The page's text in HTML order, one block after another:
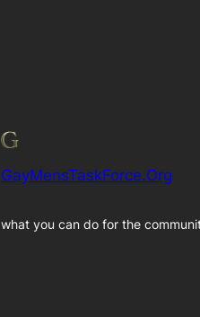
GayMensTaskForce.Org
what you can do for the